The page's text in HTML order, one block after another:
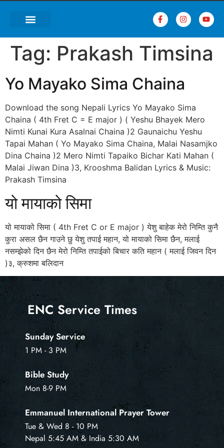
Tag: Prakash Timsina
Yo Mayako Sima Chaina
Download the song Nepali Lyrics Yo Mayako Sima
Chaina ( 4th Fret C = E major ) ( Yeshu Bhayek Mero
Nimti Kunai Kura Asalnai Chaina )2 Gaunaichu Yeshu
Tapai Mahan ( Yo Mayako Sima Chaina, Malai Nasamjko
Dina Chaina )2 Mero Nimti Tapaiko Bichar Kati Mahan (
Malai Jiwan Dina )3, Krooshma Balidan Lyrics & Music:
Prakash Timsina
यो मायाको सिमा
यो मायाको सिमा ( 4th Fret C or E major ) येशु बाहेक मेरो निम्ति कुनै
कुरा असल छैन गाउने छु येशु तपाई महान, यो मायाको सिमा छैन, मलाई
नसम्झेको दिन छैन मेरो निम्ति तपाईको बिचार कति महान ( मलाई जिवन दिन
)३, क्रुशमा बलिदान
ENC Service Times
Sunday Service
1 PM - 3 PM
Bible Study
Mon 8-9 PM
Emmanuel International Prayer Tower
Tue & Wed 8 - 10 PM
Nepal 5:45 AM & India 5:30 AM